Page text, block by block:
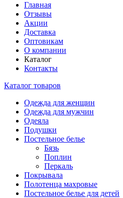
Главная
Отзывы
Акции
Доставка
Оптовикам
О компании
Каталог
Контакты
Каталог товаров
Одежда для женщин
Одежда для мужчин
Одеяла
Подушки
Постельное белье
Бязь
Поплин
Перкаль
Покрывала
Полотенца махровые
Постельное белье для детей